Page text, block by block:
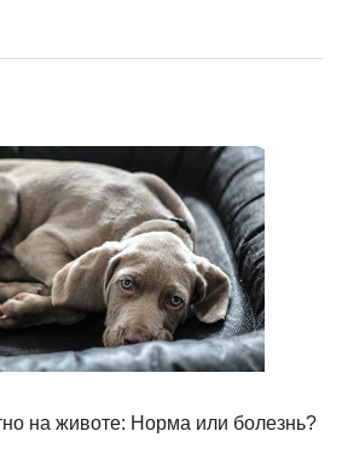
на животе: Норма или болезнь?